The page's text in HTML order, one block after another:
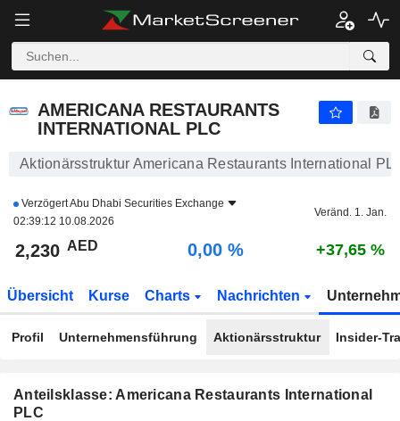
AMERICANA RESTAURANTS
INTERNATIONAL PLC
Aktionärsstruktur Americana Restaurants International
VerzögertAbu Dhabi Securities Exchange
02:39:12 10.08.2026
Veränd. 1. Jan.
2,230 AED 0,00 % +37,65 %
Übersicht Kurse Charts Nachrichten
Profil Unternehmensführung Aktionärsstruktur Insider-
Anteilsklasse: Americana Restaurants International
PLC